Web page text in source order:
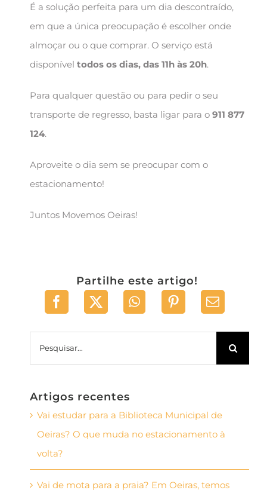
É a solução perfeita para um dia descontraído,
em que a única preocupação é escolher onde
almoçar ou o que comprar. O serviço está
disponível todos os dias, das 11h às 20h.
Para qualquer questão ou para pedir o seu
transporte de regresso, basta ligar para o 911 877
124.
Aproveite o dia sem se preocupar com o
estacionamento!
Juntos Movemos Oeiras!
Partilhe este artigo!
Artigos recentes
Vai estudar para a Biblioteca Municipal de
Oeiras? O que muda no estacionamento à
volta?
Vai de mota para a praia? Em Oeiras, temos